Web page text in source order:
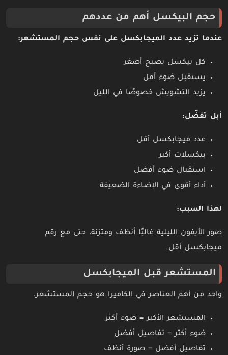
حجم البيكسل أهم من عددهم
عندما تزيد عدد الميجابكسل على نفس حجم المستشعر:
كل بيكسل يصبح أصغر
يستقبل ضوء أقل
يزيد التشويش خصوصًا في الليل
أبل تفضّل:
عدد ميجابكسل أقل
بيكسلات أكبر
استقبال ضوء أفضل
أداء أقوى في الإضاءة الضعيفة
لهذا السبب:
صور الأيفون الليلية غالبًا أنظف ومتزنة، حتى مع رقم
ميجابكسل أقل.
المستشعر قبل الميجابكسل
واحد من أهم العناصر في الكاميرا هو حجم المستشعر.
المستشعر الأكبر = ضوء أكثر
ضوء أكثر = تفاصيل أفضل
تفاصيل أفضل = صورة أنظف